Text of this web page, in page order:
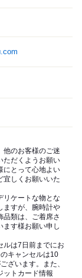
他のお客様のご迷
ただくようお願い
にとって心地よい
宜しくお願いいた
リケートな物とな
ますが、腕時計や
品類は、ご着席さ
ます様お願い申し
ルは7日前までにお
キャンセルは10
ざいます。また、
ットカード情報